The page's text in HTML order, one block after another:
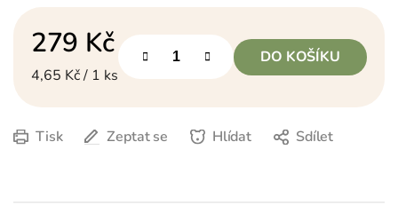
279 Kč
Měrná cena:
4,65 Kč / 1 ks
DO KOŠÍKU
Tisk Zeptat se Hlídat Sdílet